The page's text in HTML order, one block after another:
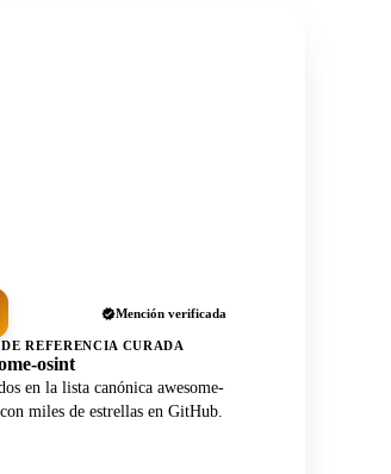
Mención verificada
REFERENCIA CURADA
osint
en la lista canónica awesome-
miles de estrellas en GitHub.